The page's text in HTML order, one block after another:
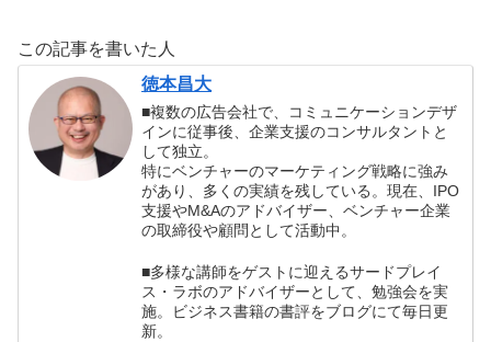
評
の時間ワザ」
この記事を書いた人
徳本昌大
■複数の広告会社で、コミュニケーションデザ
インに従事後、企業支援のコンサルタントと
して独立。
特にベンチャーのマーケティング戦略に強み
があり、多くの実績を残している。現在、IPO
支援やM&Aのアドバイザー、ベンチャー企業
の取締役や顧問として活動中。
■多様な講師をゲストに迎えるサードプレイ
ス・ラボのアドバイザーとして、勉強会を実
施。ビジネス書籍の書評をブログにて毎日更
新。